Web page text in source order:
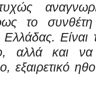
το
Ελλάδας. Είναι
, αλλάκαι
εξαιρετικό